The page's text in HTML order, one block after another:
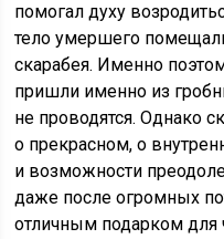
помогал духу
тело умершего
скарабея. Именно
пришли именно из
не проводятся. Однако
о прекрасном, о
и возможности
даже после огромных
отличным подарком